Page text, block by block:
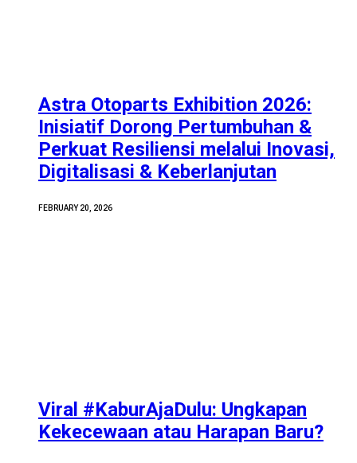
Astra Otoparts Exhibition 2026:
Inisiatif Dorong Pertumbuhan &
Perkuat Resiliensi melalui Inovasi,
Digitalisasi & Keberlanjutan
FEBRUARY 20, 2026
Viral #KaburAjaDulu: Ungkapan
Kekecewaan atau Harapan Baru?